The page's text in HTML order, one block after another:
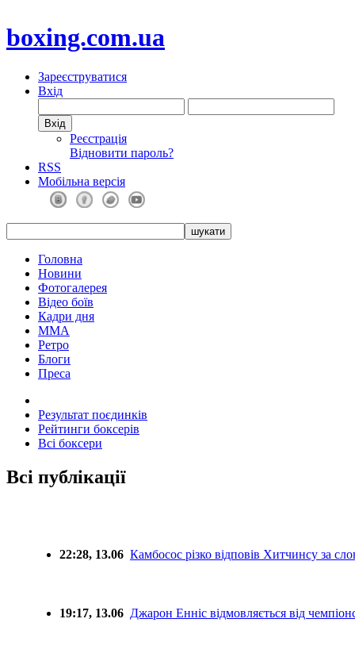
boxing.com.ua
Зареєструватися
Вхід
Реєстрація
Відновити пароль?
RSS
Мобільна версія
Головна
Новини
Фотогалерея
Відео боїв
Кадри дня
ММА
Ретро
Блоги
Преса
Результат поєдинків
Рейтинги боксерів
Всі боксери
Всі публікації
22:28, 13.06 Камбосос різко відповів Хитчинсу за
19:17, 13.06 Джарон Енніс відмовляється від